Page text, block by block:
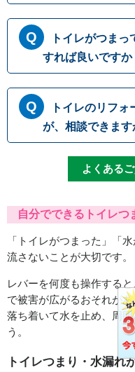
トイレットペ
れております
結びつきが強
すと排水パイ
で、決して流
ーパーも、一
なるため、こ
りを予防する
トイレがつま
すれば良いですか
トイレにつま
には、無理に
あります。 原
のつまりです
イレの劣化に
います。どこ
トイレのリフ
が、相談できます
もちろんです
理だけでなく
て使用可能な
ので、しっか
をさせて頂き
よくある
自分でできるトイレつ
「トイレがつまった」「
流さないことが大切です。
レバーを何度も操作する
で被害が広がるおそれが
落ち着いて水を止め、周
う。
トイレつまり・水漏れ